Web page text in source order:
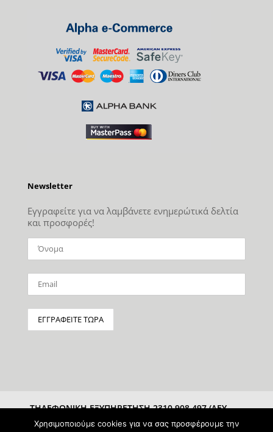
Newsletter
Εγγραφείτε για να λαμβάνετε ενημερώτικά δελτία
και προσφορές!
ΤΗΛΕΦΩΝΙΚΗ ΕΞΥΠΗΡΕΤΗΣΗ 2310 908 497 (ΔΕΥ-
ΣΑΒ 10:00-15:00)
Χρησιμοποιούμε cookies για να σας προσφέρουμε την